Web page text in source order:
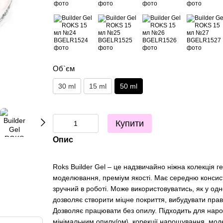
Об`єм
30 ml 15 ml 50 ml
Купити
Опис
Roks Builder Gel – це надзвичайно ніжна колекція
моделювання, преміум якості. Має середню
зручний в роботі. Може використовуватись, як у
дозволяє створити міцне покриття, вибудувати
Дозволяє працювати без опилу. Підходить для